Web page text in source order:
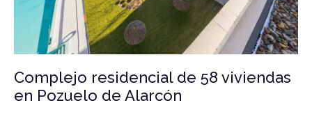
Complejo residencial de 58 viviendas
en Pozuelo de Alarcón